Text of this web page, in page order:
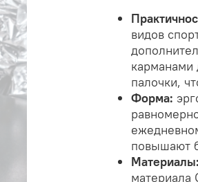
видов
карманами
палочки,
Форма:
повышают
Материалы:
материала